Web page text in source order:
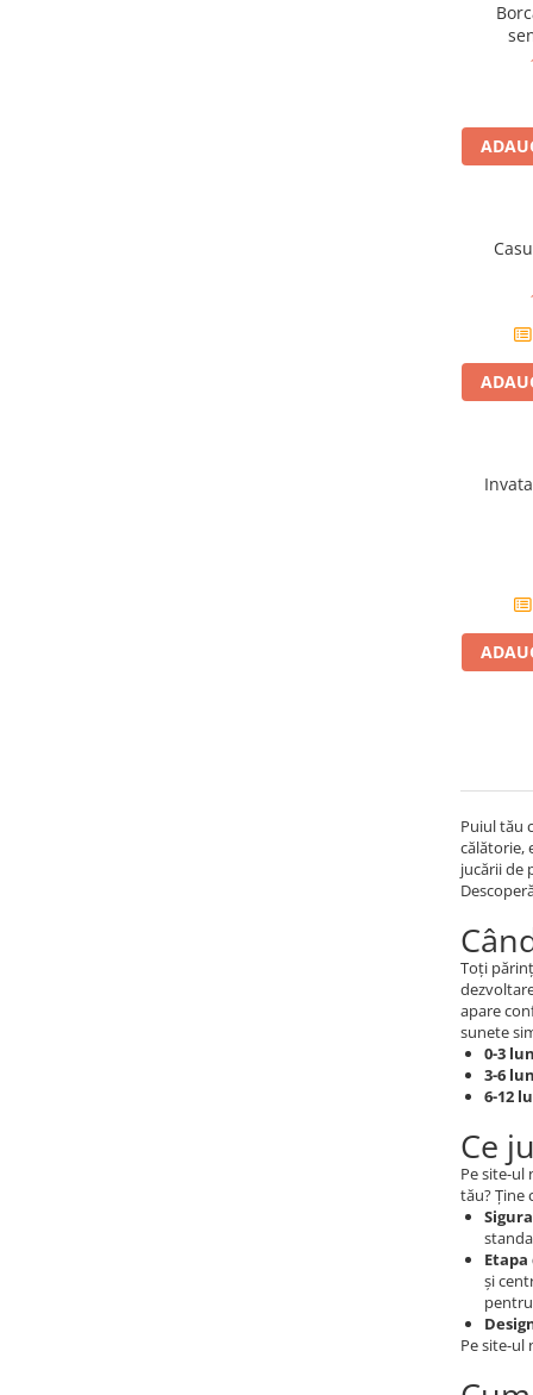
Puiul tău
călătorie,
jucării de
Toți
apare
sunete
0-3
3-6
6-12
Ce
Pe site-ul
tău? Ține
și
Pe site-ul